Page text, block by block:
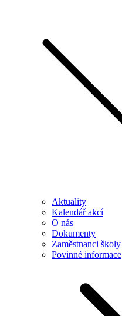
Aktuality
Kalendář akcí
O nás
Dokumenty
Zaměstnanci školy
Povinné informace